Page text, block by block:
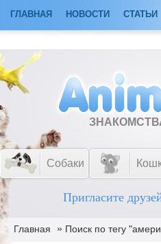
ГЛАВНАЯ НОВОСТИ СТАТЬИ
Собаки
Пригласите
Главная » Поиск по тегу